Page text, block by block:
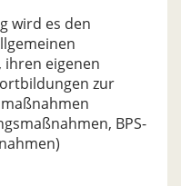
wird es den
ihren eigenen
zur
BPS-